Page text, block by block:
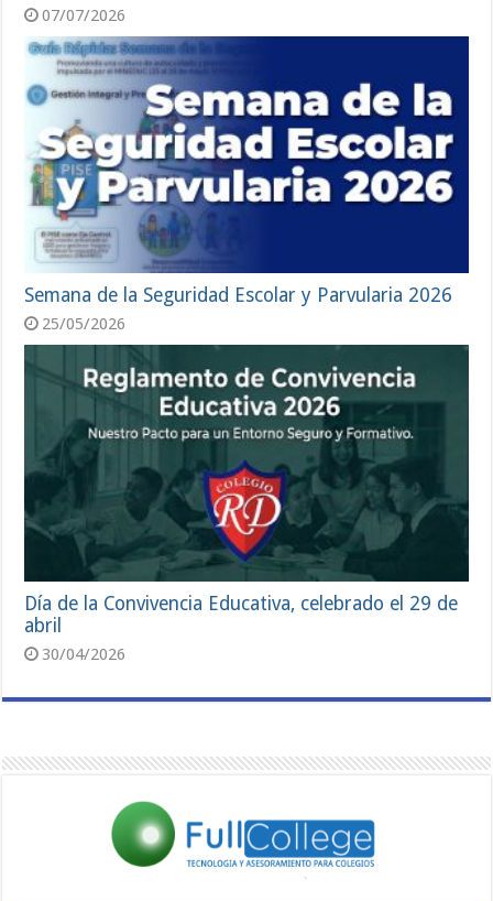
07/07/2026
Semana de la Seguridad Escolar y Parvularia 2026
25/05/2026
Día de la Convivencia Educativa, celebrado el 29 de
abril
30/04/2026